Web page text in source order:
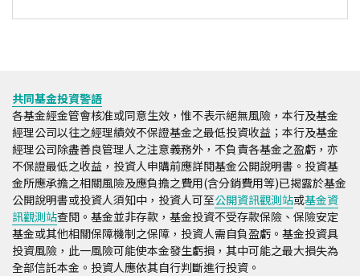
共同基金投資警語
各基金經金管會核准或同意生效，惟不表示絕無風險，本行及基金
經理公司以往之經理績效不保證基金之最低投資收益；本行及基金
經理公司除盡善良管理人之注意義務外，不負責各基金之盈虧，亦
不保證最低之收益，投資人申購前應詳閱基金公開說明書。投資基
金所應承擔之相關風險及應負擔之費用(含分銷費用等)已揭露於基金
公開說明書或投資人須知中，投資人可至公開資訊觀測站或基金資
訊觀測站查閱。基金並非存款，基金投資不受存款保險、保險安定
基金或其他相關保障機制之保障，投資人需自負盈虧。基金投資具
投資風險，此一風險可能使本金發生虧損，其中可能之最大損失為
全部信託本金。投資人應依其自行判斷進行投資。